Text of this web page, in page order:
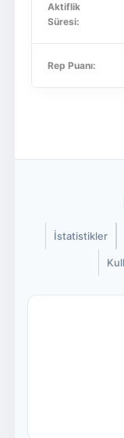
Aktiflik
Süresi:
Rep Puanı:
İstatistikler